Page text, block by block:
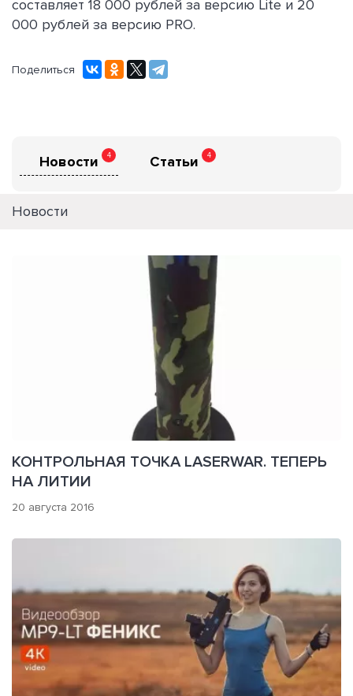
составляет 18 000 рублей за версию Lite и 20
000 рублей за версию PRO.
Поделиться
Новости 4 Статьи 4
Новости
КОНТРОЛЬНАЯ ТОЧКА LASERWAR. ТЕПЕРЬ
НА ЛИТИИ
20 августа 2016